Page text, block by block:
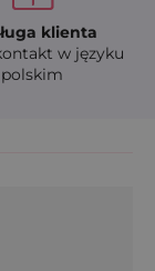
klienta
w języku
polskim